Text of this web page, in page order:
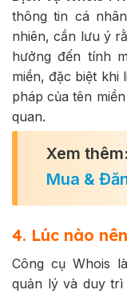
thông tin cá
nhiên, cần lưu ý
hưởng đến tính
miền, đặc biệt khi
pháp của tên
quan.
Xem thêm:
Mua &
4. Lúc nào
Công cụ Whois
quản lý và duy trì